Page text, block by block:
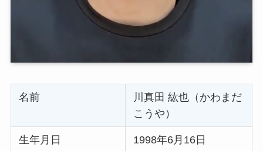
名前
川真田 紘也（かわまだ
こうや）
生年月日 1998年6月16日